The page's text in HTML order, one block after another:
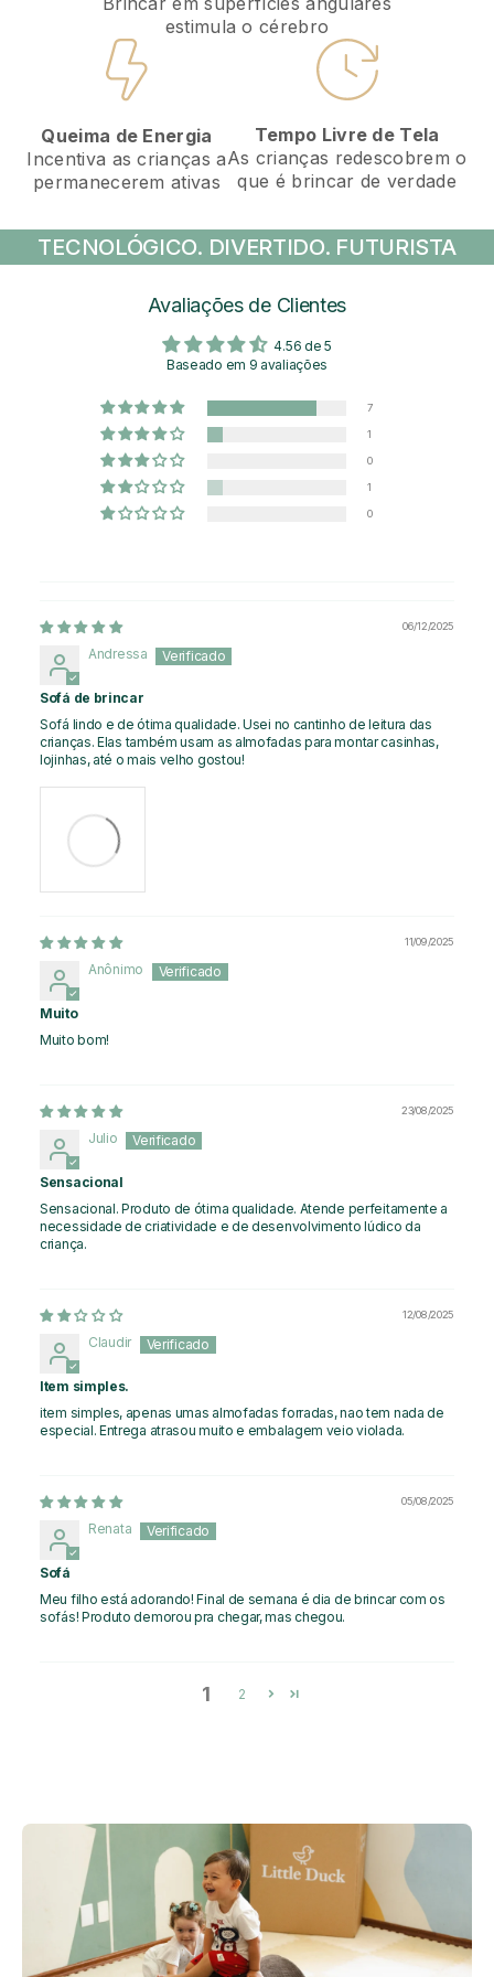
estimula o cérebro
Queima de Energia
Incentiva as crianças a
permanecerem ativas
Tempo Livre de Tela
As crianças redescobrem o
que é brincar de verdade
TECNOLÓGICO. DIVERTIDO. FUTURISTA
Avaliações de Clientes
4.56 de 5
Baseado em 9 avaliações
7
1
0
1
0
06/12/2025
Andressa
Sofá de brincar
Sofá lindo e de ótima qualidade. Usei no cantinho de leitura das
crianças. Elas também usam as almofadas para montar casinhas,
lojinhas, até o mais velho gostou!
11/09/2025
Anônimo
Muito
Muito bom!
23/08/2025
Julio
Sensacional
Sensacional. Produto de ótima qualidade. Atende perfeitamente a
necessidade de criatividade e de desenvolvimento lúdico da
criança.
12/08/2025
Claudir
Item simples.
item simples, apenas umas almofadas forradas, nao tem nada de
especial. Entrega atrasou muito e embalagem veio violada.
05/08/2025
Renata
Sofá
Meu filho está adorando! Final de semana é dia de brincar com os
sofás! Produto demorou pra chegar, mas chegou.
1 2